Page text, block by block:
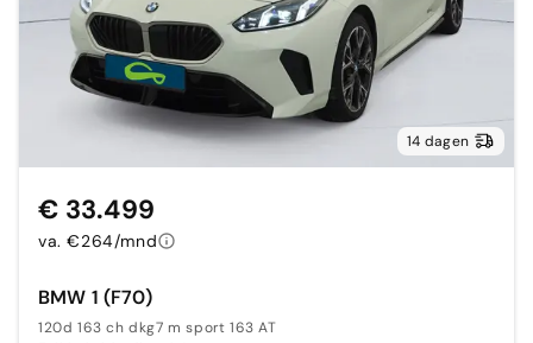
14 dagen
BMW 1 (F70)
120d 163 ch dkg7 m sport 163 AT
€ 33.499
va. €264/mnd